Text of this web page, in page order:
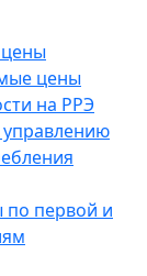
цены
на РРЭ
управлению
первой и